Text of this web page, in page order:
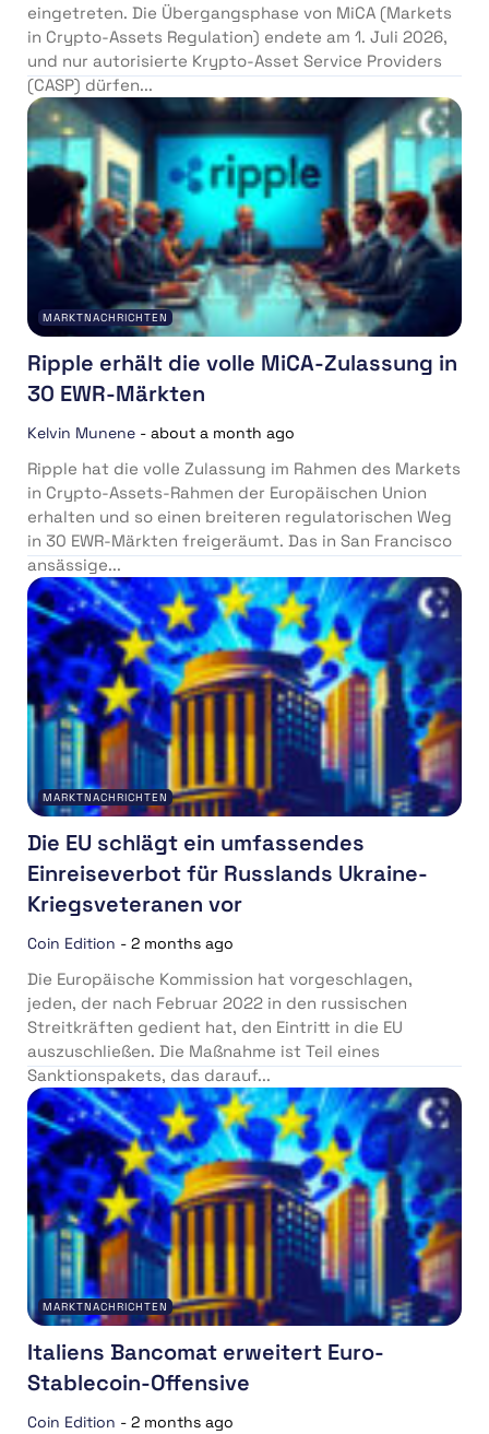
eingetreten. Die Übergangsphase von MiCA (Markets
in Crypto-Assets Regulation) endete am 1. Juli 2026,
und nur autorisierte Krypto-Asset Service Providers
(CASP) dürfen...
MARKTNACHRICHTEN
Ripple erhält die volle MiCA-Zulassung in
30 EWR-Märkten
Kelvin Munene - about a month ago
Ripple hat die volle Zulassung im Rahmen des Markets
in Crypto-Assets-Rahmen der Europäischen Union
erhalten und so einen breiteren regulatorischen Weg
in 30 EWR-Märkten freigeräumt. Das in San Francisco
ansässige...
MARKTNACHRICHTEN
Die EU schlägt ein umfassendes
Einreiseverbot für Russlands Ukraine-
Kriegsveteranen vor
Coin Edition - 2 months ago
Die Europäische Kommission hat vorgeschlagen,
jeden, der nach Februar 2022 in den russischen
Streitkräften gedient hat, den Eintritt in die EU
auszuschließen. Die Maßnahme ist Teil eines
Sanktionspakets, das darauf...
MARKTNACHRICHTEN
Italiens Bancomat erweitert Euro-
Stablecoin-Offensive
Coin Edition - 2 months ago